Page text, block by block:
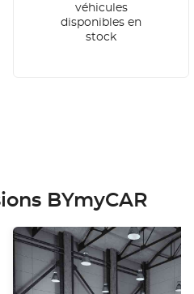
véhicules
disponibles en
stock
BYmyCAR